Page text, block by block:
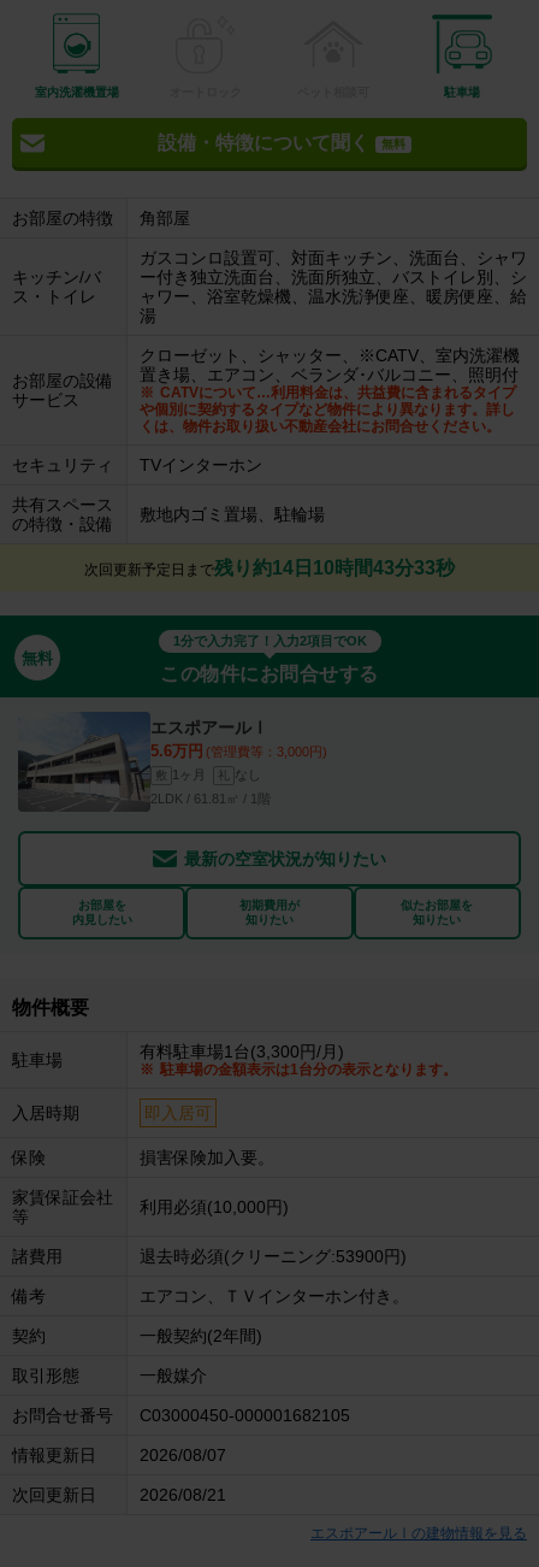
室内洗濯機置場 駐車場
設備・特徴について聞く 無料
お部屋の特徴 角部屋
キッチン/バ
ス・トイレ
ガスコンロ設置可、対面キッチン、洗面台、シャワ
ー付き独立洗面台、洗面所独立、バストイレ別、シ
ャワー、浴室乾燥機、温水洗浄便座、暖房便座、給
湯
お部屋の設備
サービス
クローゼット、シャッター、※CATV、室内洗濯機
置き場、エアコン、ベランダ･バルコニー、照明付
CATVについて…利用料金は、共益費に含まれるタイプ
や個別に契約するタイプなど物件により異なります。詳し
くは、物件お取り扱い不動産会社にお問合せください。
セキュリティ TVインターホン
共有スペース
の特徴・設備
敷地内ゴミ置場、駐輪場
次回更新予定日まで残り約14日10時間43分32秒
無料
1分で入力完了！入力2項目でOK
この物件にお問合せする
エスポアールⅠ
5.6万円 (管理費等：3,000円)
敷 1ヶ月 礼
なし
2LDK / 61.81㎡ / 1階
最新の空室状況が知りたい
お部屋を
内見したい
初期費用が
知りたい
似たお部屋を
知りたい
物件概要
駐車場 有料駐車場1台(3,300円/月)
駐車場の金額表示は1台分の表示となります。
入居時期 即入居可
保険 損害保険加入要。
家賃保証会社
等
利用必須(10,000円)
諸費用 退去時必須(クリーニング:53900円)
備考 エアコン、ＴＶインターホン付き。
契約 一般契約(2年間)
取引形態 一般媒介
お問合せ番号 C03000450-000001682105
情報更新日 2026/08/07
次回更新日 2026/08/21
エスポアールⅠの建物情報を見る